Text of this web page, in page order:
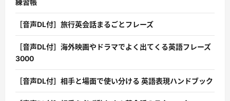
練習帳
［音声DL付］旅行英会話まるごとフレーズ
［音声DL付］海外映画やドラマでよく出てくる英語フレーズ
3000
［音声DL付］相手と場面で使い分ける 英語表現ハンドブック